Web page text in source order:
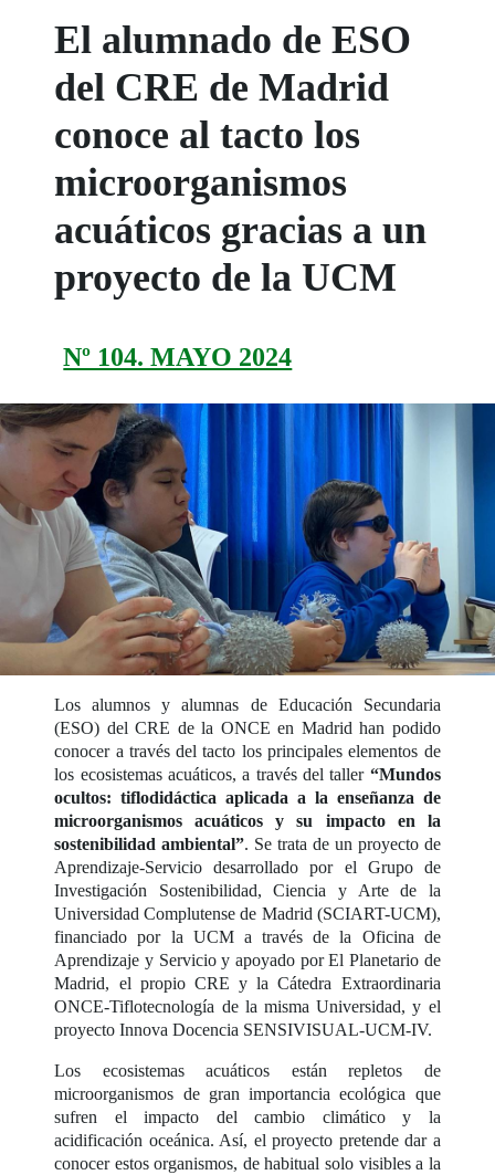
El alumnado de ESO
del CRE de Madrid
conoce al tacto los
microorganismos
acuáticos gracias a un
proyecto de la UCM
Nº 104. MAYO 2024
Los alumnos y alumnas de Educación Secundaria
(ESO) del CRE de la ONCE en Madrid han podido
conocer a través del tacto los principales elementos de
los ecosistemas acuáticos, a través del taller “Mundos
ocultos: tiflodidáctica aplicada a la enseñanza de
microorganismos acuáticos y su impacto en la
sostenibilidad ambiental”. Se trata de un proyecto de
Aprendizaje-Servicio desarrollado por el Grupo de
Investigación Sostenibilidad, Ciencia y Arte de la
Universidad Complutense de Madrid (SCIART-UCM),
financiado por la UCM a través de la Oficina de
Aprendizaje y Servicio y apoyado por El Planetario de
Madrid, el propio CRE y la Cátedra Extraordinaria
ONCE-Tiflotecnología de la misma Universidad, y el
proyecto Innova Docencia SENSIVISUAL-UCM-IV.
Los ecosistemas acuáticos están repletos de
microorganismos de gran importancia ecológica que
sufren el impacto del cambio climático y la
acidificación oceánica. Así, el proyecto pretende dar a
conocer estos organismos, de habitual solo visibles a la